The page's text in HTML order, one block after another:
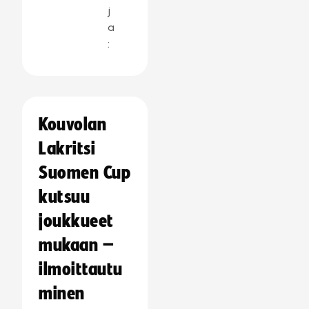
j
a
:
Kouvolan
Lakritsi
Suomen Cup
kutsuu
joukkueet
mukaan –
ilmoittautu
minen